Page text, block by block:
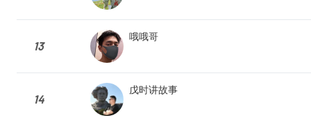
13
哦哦哥
14
戊时讲故事